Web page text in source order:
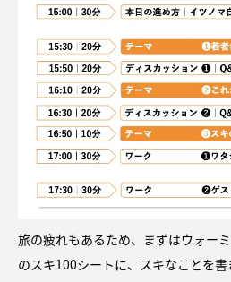
旅の疲れもあるため、まずはウォー
のスキ100シートに、スキなことを書